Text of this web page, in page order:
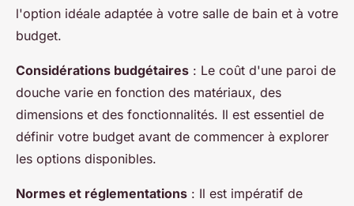
l'option idéale adaptée à votre salle de bain et à votre
budget.
Considérations budgétaires : Le coût d'une paroi de
douche varie en fonction des matériaux, des
dimensions et des fonctionnalités. Il est essentiel de
définir votre budget avant de commencer à explorer
les options disponibles.
Normes et réglementations : Il est impératif de